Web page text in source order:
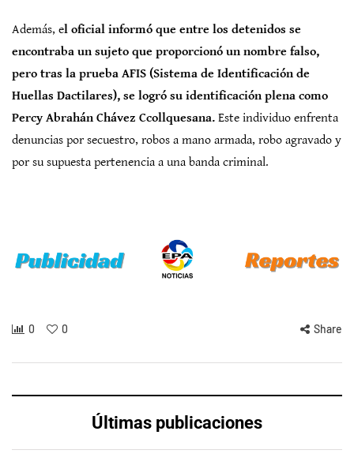
Además, el oficial informó que entre los detenidos se
encontraba un sujeto que proporcionó un nombre falso,
pero tras la prueba AFIS (Sistema de Identificación de
Huellas Dactilares), se logró su identificación plena como
Percy Abrahán Chávez Ccollquesana. Este individuo enfrenta
denuncias por secuestro, robos a mano armada, robo agravado y
por su supuesta pertenencia a una banda criminal.
0 0 Share
Últimas publicaciones